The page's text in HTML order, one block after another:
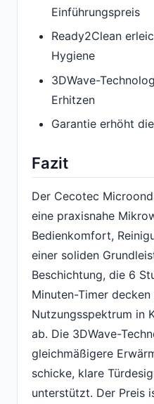
Einführungspreis
Ready2Clean
Hygiene
3DWave-
Erhitzen
Garantie erhöht
Fazit
Der Cecotec
eine praxisnahe
Bedienkomfort,
einer soliden
Beschichtung, die 6
Minuten-Timer
Nutzungsspektrum in
ab. Die 3DWave-
gleichmäßigere
schicke, klare
unterstützt. Der Preis